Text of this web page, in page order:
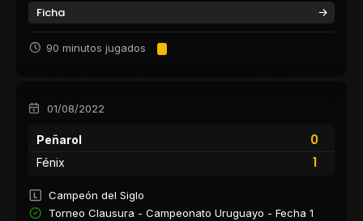
Ficha
90 minutos jugados
01/08/2022
Peñarol
0
1
Fénix
Campeón del Siglo
Torneo Clausura - Campeonato Uruguayo - Fecha 1